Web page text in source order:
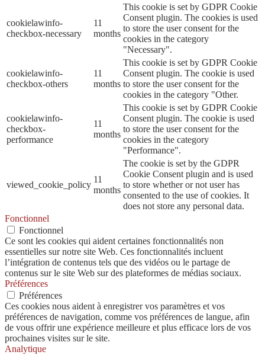
cookielawinfo-
checkbox-necessary
11
months
This cookie is set by GDPR Cookie
Consent plugin. The cookies is used
to store the user consent for the
cookies in the category
"Necessary".
cookielawinfo-
checkbox-others
11
months
This cookie is set by GDPR Cookie
Consent plugin. The cookie is used
to store the user consent for the
cookies in the category "Other.
cookielawinfo-
checkbox-
performance
11
months
This cookie is set by GDPR Cookie
Consent plugin. The cookie is used
to store the user consent for the
cookies in the category
"Performance".
viewed_cookie_policy
11
months
The cookie is set by the GDPR
Cookie Consent plugin and is used
to store whether or not user has
consented to the use of cookies. It
does not store any personal data.
Fonctionnel
Fonctionnel
Ce sont les cookies qui aident certaines fonctionnalités non
essentielles sur notre site Web. Ces fonctionnalités incluent
l’intégration de contenus tels que des vidéos ou le partage de
contenus sur le site Web sur des plateformes de médias sociaux.
Préférences
Préférences
Ces cookies nous aident à enregistrer vos paramètres et vos
préférences de navigation, comme vos préférences de langue, afin
de vous offrir une expérience meilleure et plus efficace lors de vos
prochaines visites sur le site.
Analytique